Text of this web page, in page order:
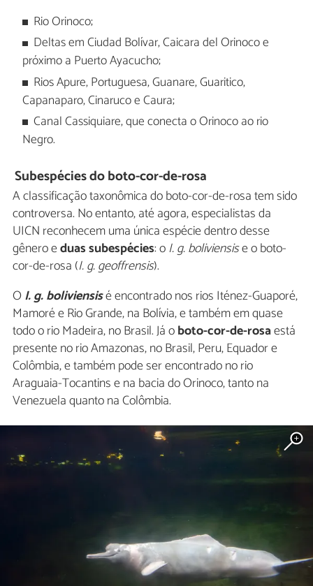
Rio Orinoco;
Deltas em Ciudad Bolívar, Caicara del Orinoco e
próximo a Puerto Ayacucho;
Rios Apure, Portuguesa, Guanare, Guaritico,
Capanaparo, Cinaruco e Caura;
Canal Cassiquiare, que conecta o Orinoco ao rio
Negro.
Subespécies do boto-cor-de-rosa
A classificação taxonômica do boto-cor-de-rosa tem sido
controversa. No entanto, até agora, especialistas da
UICN reconhecem uma única espécie dentro desse
gênero eduas subespécies: oI. g. boliviensise o boto-
cor-de-rosa (I. g. geoffrensis).
OI. g. boliviensisé encontrado nos rios Iténez-Guaporé,
Mamoré e Rio Grande, na Bolívia, e também em quase
todo o rio Madeira, no Brasil. Já oboto-cor-de-rosaestá
presente no rio Amazonas, no Brasil, Peru, Equador e
Colômbia, e também pode ser encontrado no rio
Araguaia-Tocantins e na bacia do Orinoco, tanto na
Venezuela quanto na Colômbia.